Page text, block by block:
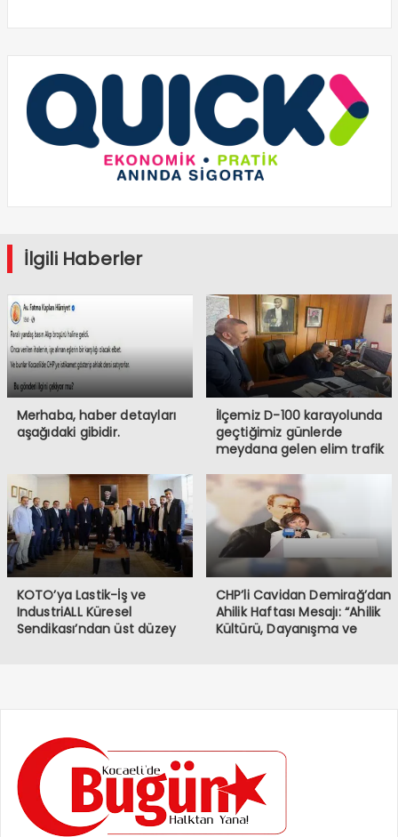
İlgili Haberler
Merhaba, haber detayları
aşağıdaki gibidir.
İlçemiz D-100 karayolunda
geçtiğimiz günlerde
meydana gelen elim trafik
kaybetmiş bulunmaktayız.
Öncelikle hayatını
kaybeden vatandaşlarımıza
Allah’tan rahmet, ailelerine
ve sevenlerine başsağlığı
diliyorum.
KOTO’ya Lastik-İş ve
IndustriALL Küresel
Sendikası’ndan üst düzey
CHP’li Cavidan Demirağ’dan
Ahilik Haftası Mesajı: “Ahilik
Kültürü, Dayanışma ve